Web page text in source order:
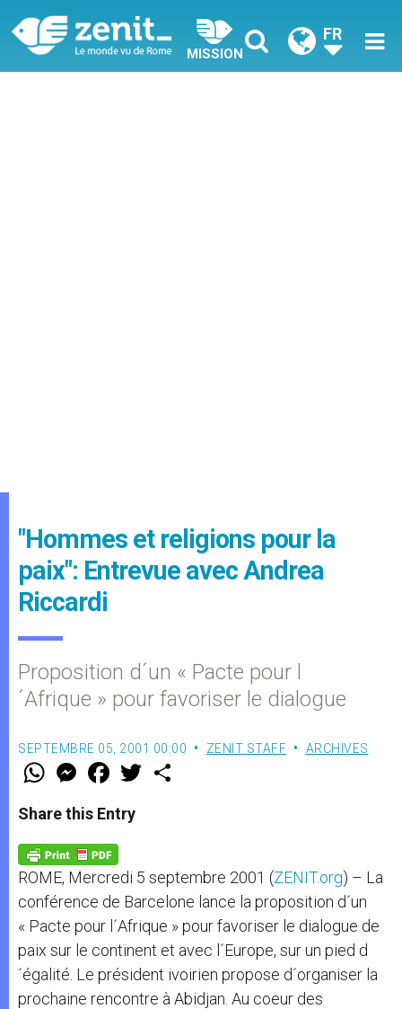
MISSION
FR
"Hommes et religions pour la
paix": Entrevue avec Andrea
Riccardi
Proposition d´un « Pacte pour l
´Afrique » pour favoriser le dialogue
SEPTEMBRE 05, 2001 00:00 ZENIT STAFF ARCHIVES
W
t
s
p
p
M
e
s
e
g
e
r
F
a
e
b
o
k
w
Share this Entry
ROME, Mercredi 5 septembre 2001 (ZENIT.org) – La
conférence de Barcelone lance la proposition d´un
« Pacte pour l´Afrique » pour favoriser le dialogue de
paix sur le continent et avec l´Europe, sur un pied d
´égalité. Le président ivoirien propose d´organiser la
prochaine rencontre à Abidjan. Au coeur des